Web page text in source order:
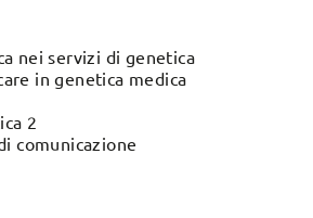
nei servizi di genetica
in genetica medica
2
comunicazione